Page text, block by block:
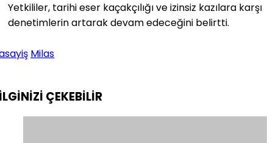
Yetkililer, tarihi eser kaçakçılığı ve izinsiz kazılara karşı
denetimlerin artarak devam edeceğini belirtti.
Milas
ÇEKEBİLİR